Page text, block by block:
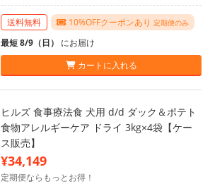
送料無料 10%OFFクーポンあり 定期便のみ
最短 8/9（日） にお届け
カートに入れる
ヒルズ 食事療法食 犬用 d/d ダック＆ポテト
食物アレルギーケア ドライ 3kg×4袋【ケー
ス販売】
¥34,149
定期便ならもっとお得！